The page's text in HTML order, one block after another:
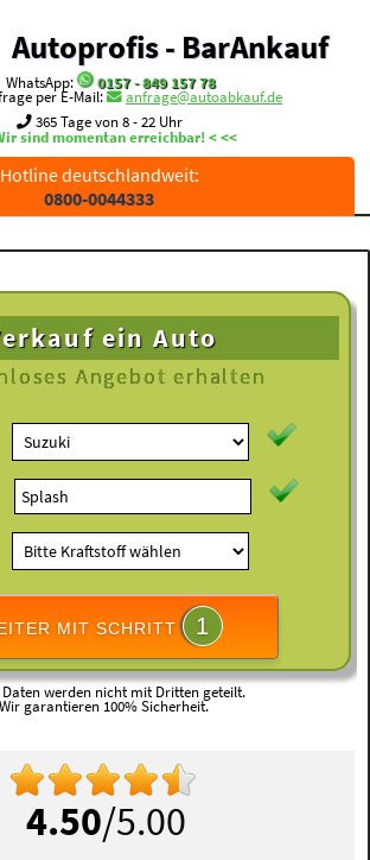
Autoprofis - BarAnkauf
WhatsApp:
0157 - 849 157 78
per E-Mail:
anfrage@autoabkauf.de
365 Tage von 8 - 22 Uhr
sind momentan erreichbar! < <<
Hotline deutschlandweit:
0800-0044333
ein Auto
Angebot erhalten
MIT SCHRITT 1
Daten werden nicht mit Dritten geteilt.
Wir garantieren 100% Sicherheit.
4.50/5.00